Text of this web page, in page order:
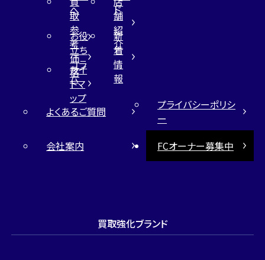
へ
ド
取
参
考
価
格
舗
紹
介
お役
立ち
コラ
ム
新
着
情
報
サイ
トマ
ップ
よくあるご質問
プライバシーポリシ
ー
会社案内
FCオーナー募集中
買取強化ブランド